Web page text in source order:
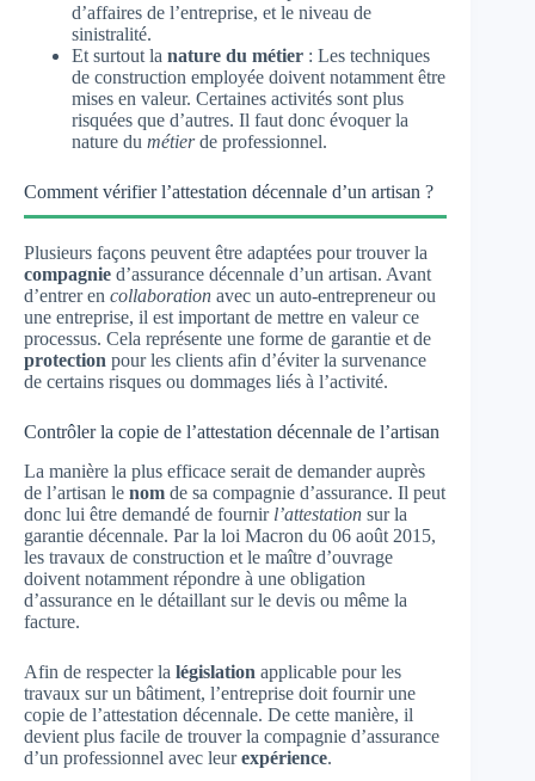
d’affaires de l’entreprise, et le niveau de
sinistralité.
Et surtout la nature du métier : Les techniques
de construction employée doivent notamment être
mises en valeur. Certaines activités sont plus
risquées que d’autres. Il faut donc évoquer la
nature du métierde professionnel.
Comment vérifier l’attestation décennale d’un artisan ?
Plusieurs façons peuvent être adaptées pour trouver la
compagnie d’assurance décennale d’un artisan. Avant
d’entrer en collaboration avec un auto-entrepreneur ou
une entreprise, il est important de mettre en valeur ce
processus. Cela représente une forme de garantie et de
protection pour les clients afin d’éviter la survenance
de certains risques ou dommages liés à l’activité.
Contrôler la copie de l’attestation décennale de l’artisan
La manière la plus efficace serait de demander auprès
de l’artisan le nom de sa compagnie d’assurance. Il peut
donc lui être demandé de fournir l’attestation sur la
garantie décennale. Par la loi Macron du 06 août 2015,
les travaux de construction et le maître d’ouvrage
doivent notamment répondre à une obligation
d’assurance en le détaillant sur le devis ou même la
facture.
Afin de respecter la législation applicable pour les
travaux sur un bâtiment, l’entreprise doit fournir une
copie de l’attestation décennale. De cette manière, il
devient plus facile de trouver la compagnie d’assurance
d’un professionnel avec leurexpérience.